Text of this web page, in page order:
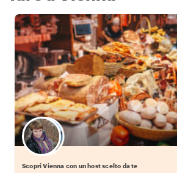
Scegli il tuo local preferito
Scopri Vienna con un host scelto da te